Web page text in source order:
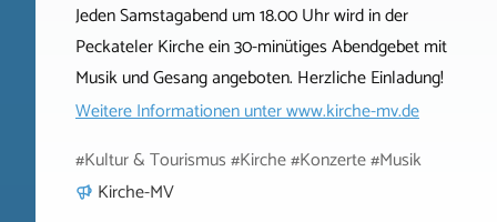
Jeden Samstagabend um 18.00 Uhr wird in der
Peckateler Kirche ein 30-minütiges Abendgebet mit
Musik und Gesang angeboten. Herzliche Einladung!
Weitere Informationen unterwww.kirche-mv.de
#Kultur & Tourismus #Kirche #Konzerte #Musik
Kirche-MV